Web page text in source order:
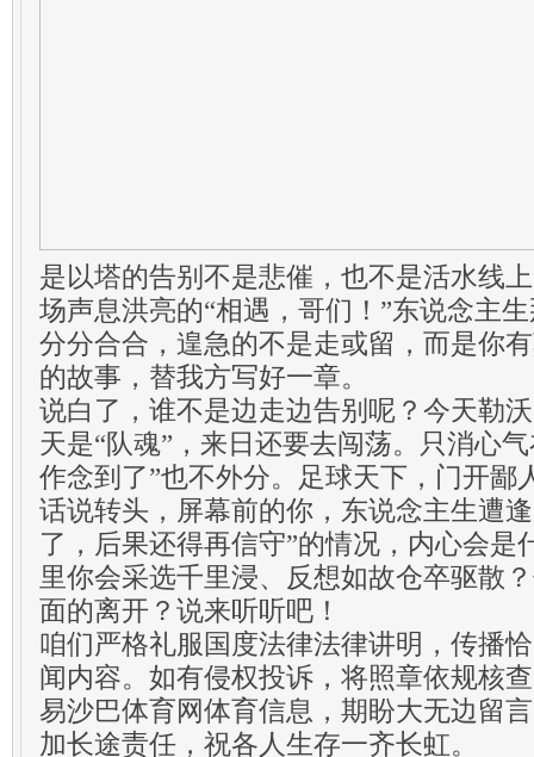
是以塔的告别不是悲催，也不是活水线
场声息洪亮的“相遇，哥们！”东说念主
分分合合，遑急的不是走或留，而是你
的故事，替我方写好一章。
说白了，谁不是边走边告别呢？今天勒
天是“队魂”，来日还要去闯荡。只消心
作念到了”也不外分。足球天下，门开鄙
话说转头，屏幕前的你，东说念主生遭
了，后果还得再信守”的情况，内心会是
里你会采选千里浸、反想如故仓卒驱散
面的离开？说来听听吧！
咱们严格礼服国度法律法律讲明，传播
闻内容。如有侵权投诉，将照章依规核
易沙巴体育网体育信息，期盼大无边留
加长途责任，祝各人生存一齐长虹。